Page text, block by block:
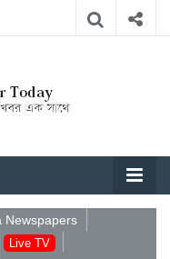
Newspapers
Live TV